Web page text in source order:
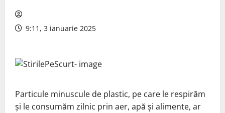
9:11, 3 ianuarie 2025
Particule minuscule de plastic, pe care le respirăm
şi le consumăm zilnic prin aer, apă şi alimente, ar